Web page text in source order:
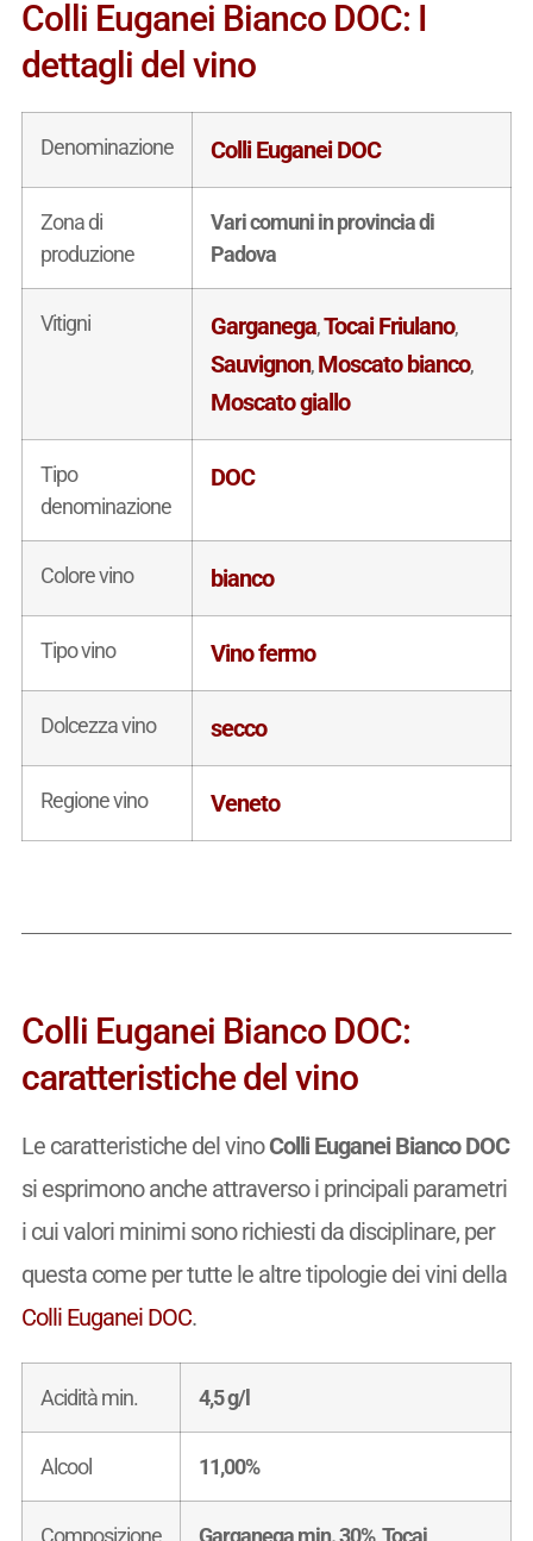
Colli Euganei Bianco DOC: I
dettagli del vino
Denominazione Colli Euganei DOC
Zona di
produzione
Vari comuni in provincia di
Padova
Vitigni Garganega,Tocai Friulano,
Sauvignon,Moscato bianco,
Moscato giallo
Tipo
denominazione
DOC
Colore vino bianco
Tipo vino Vino fermo
Dolcezza vino secco
Regione vino Veneto
Colli Euganei Bianco DOC:
caratteristiche del vino
Le caratteristiche del vinoColli Euganei Bianco DOC
si esprimono anche attraverso i principali parametri
i cui valori minimi sono richiesti da disciplinare, per
questa come per tutte le altre tipologie dei vini della
Colli Euganei DOC.
Acidità min. 4,5 g/l
Alcool 11,00%
Composizione Garganega min. 30%, Tocai